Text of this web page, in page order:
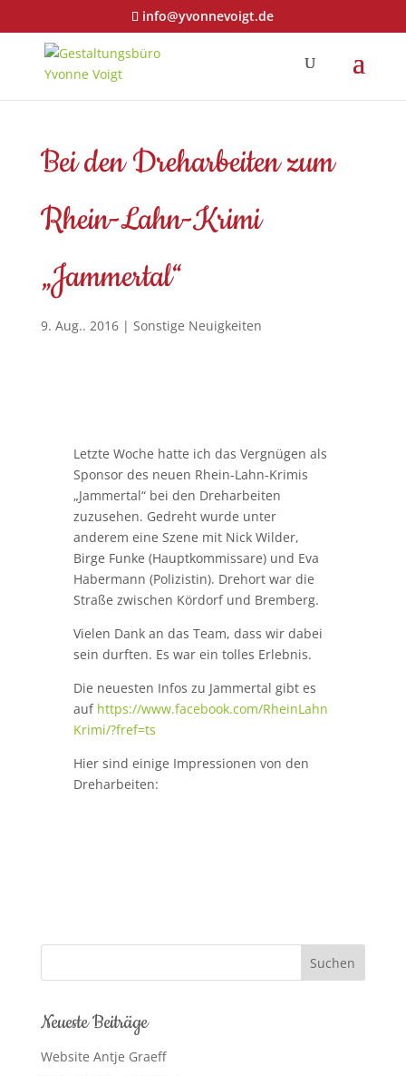
info@yvonnevoigt.de
Bei den Dreharbeiten zum
Rhein-Lahn-Krimi
„Jammertal“
9. Aug.. 2016| Sonstige Neuigkeiten
Letzte Woche hatte ich das Vergnügen als
Sponsor des neuen Rhein-Lahn-Krimis
„Jammertal“ bei den Dreharbeiten
zuzusehen. Gedreht wurde unter
anderem eine Szene mit Nick Wilder,
Birge Funke (Hauptkommissare) und Eva
Habermann (Polizistin). Drehort war die
Straße zwischen Kördorf und Bremberg.
Vielen Dank an das Team, dass wir dabei
sein durften. Es war ein tolles Erlebnis.
Die neuesten Infos zu Jammertal gibt es
auf https://www.facebook.com/RheinLahn
Krimi/?fref=ts
Hier sind einige Impressionen von den
Dreharbeiten:
Neueste Beiträge
Website Antje Graeff